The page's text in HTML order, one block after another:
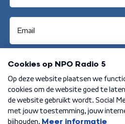
Aanmelden
Algemene voorwaarden